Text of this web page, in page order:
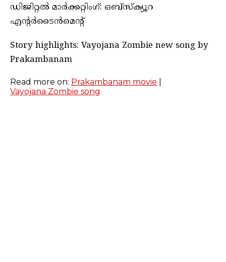
ഡിജിറ്റൽ മാർക്കറ്റിംഗ്: ഒബ്സ്ക്യൂറ
എന്റർടൈൻമെന്റ്
Story highlights: Vayojana Zombie new song by
Prakambanam
Read more on: Prakambanam movie
Vayojana Zombie song